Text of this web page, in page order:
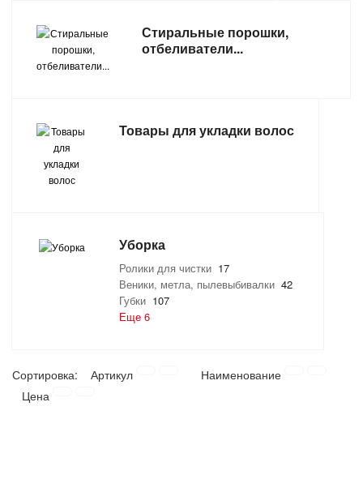
Стиральные порошки,
отбеливатели...
Товары для укладки волос
Уборка
Ролики для чистки 17
Веники, метла, пылевыбивалки 42
Губки 107
Еще 6
Сортировка: Артикул
Наименование
Цена